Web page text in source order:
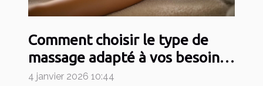
Comment choisir le type de
massage adapté à vos besoins
?
4 janvier 2026 10:44